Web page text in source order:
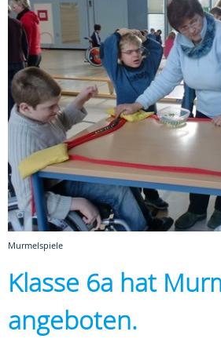
Murmelspiele
Klasse 6a hat
angeboten.